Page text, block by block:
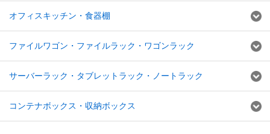
オフィスキッチン・食器棚
ファイルワゴン・ファイルラック・ワゴンラック
サーバーラック・タブレットラック・ノートラック
コンテナボックス・収納ボックス